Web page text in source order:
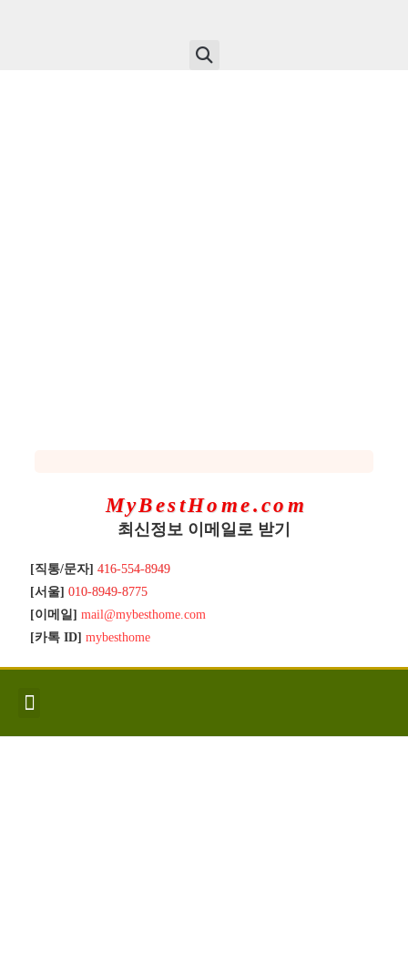
MyBestHome.com
최신정보 이메일로 받기
[직통/문자] 416-554-8949
[서울] 010-8949-8775
[이메일] mail@mybesthome.com
[카톡 ID] mybesthome